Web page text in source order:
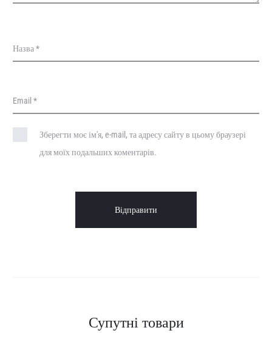
Назва*
Email *
Зберегти моє ім'я, e-mail, та адресу сайту в цьому браузері
для моїх подальших коментарів.
Супутні товари